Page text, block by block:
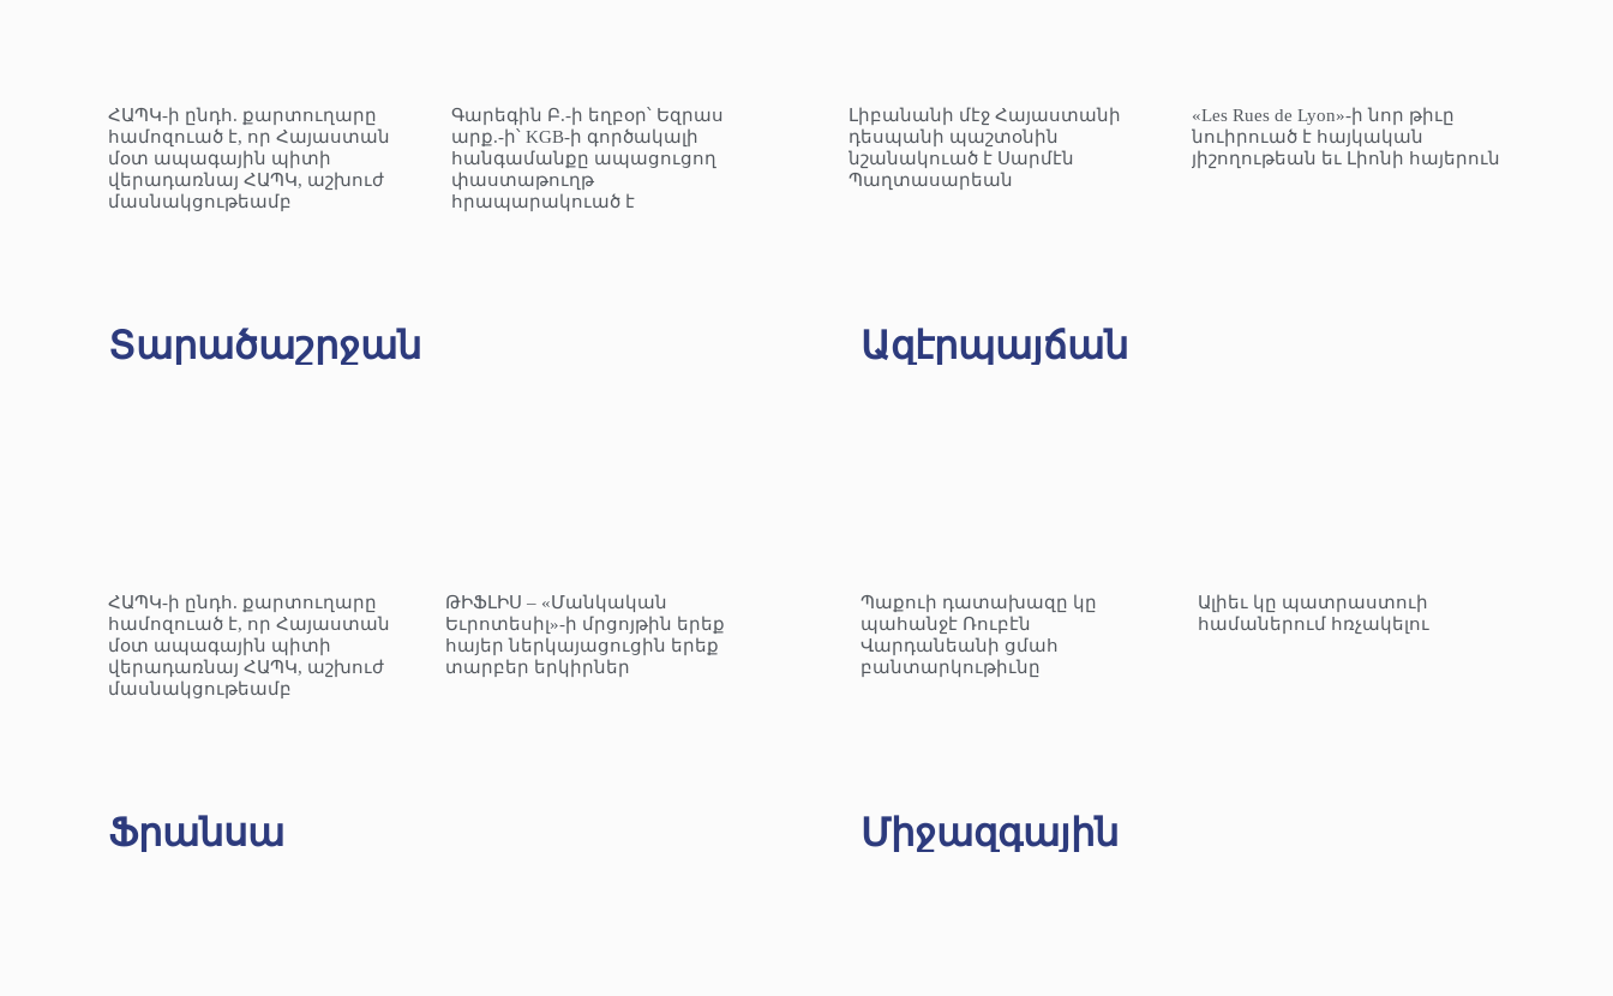
ՀԱՊԿ-ի ընդհ. քարտուղարը
համոզուած է, որ Հայաստան
մօտ ապագային պիտի
վերադառնայ ՀԱՊԿ, աշխուժ
մասնակցութեամբ
Գարեգին Բ.-ի եղբօր՝ Եզրաս
արք.-ի՝ KGB-ի գործակալի
հանգամանքը ապացուցող
փաստաթուղթ
հրապարակուած է
Լիբանանի մէջ Հայաստանի
դեսպանի պաշտօնին
նշանակուած է Սարմէն
Պաղտասարեան
«Les Rues de Lyon»-ի նոր թիւը
նուիրուած է հայկական
յիշողութեան եւ Լիոնի հայերուն
Տարածաշրջան
ՀԱՊԿ-ի ընդհ. քարտուղարը
համոզուած է, որ Հայաստան
մօտ ապագային պիտի
վերադառնայ ՀԱՊԿ, աշխուժ
մասնակցութեամբ
ԹԻՖԼԻՍ – «Մանկական
Եւրոտեսիլ»-ի մրցոյթին երեք
հայեր ներկայացուցին երեք
տարբեր երկիրներ
Ազէրպայճան
Պաքուի դատախազը կը
պահանջէ Ռուբէն
Վարդանեանի ցմահ
բանտարկութիւնը
Ալիեւ կը պատրաստուի
համաներում հռչակելու
Ֆրանսա Միջազգային